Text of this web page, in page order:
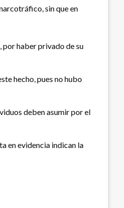
sin que en
por haber privado de su
hecho, pues no hubo
deben asumir por el
en evidencia indican la